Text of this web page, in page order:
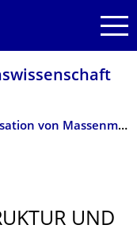
Klausureinsicht Struktur und Organisation von Massenmedien
UND